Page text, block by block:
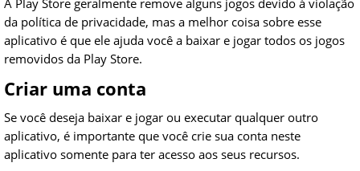
A Play Store geralmente remove alguns jogos devido à violação
da política de privacidade, mas a melhor coisa sobre esse
aplicativo é que ele ajuda você a baixar e jogar todos os jogos
removidos da Play Store.
Criar uma conta
Se você deseja baixar e jogar ou executar qualquer outro
aplicativo, é importante que você crie sua conta neste
aplicativo somente para ter acesso aos seus recursos.